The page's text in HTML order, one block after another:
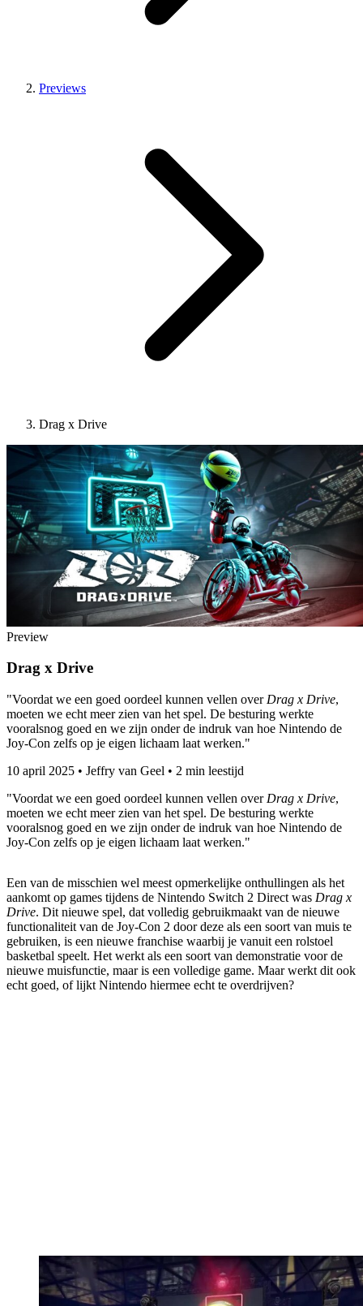
Previews
Drag x Drive
Preview
Drag x Drive
"Voordat we een goed oordeel kunnen vellen over Drag x Drive,
moeten we echt meer zien van het spel. De besturing werkte
vooralsnog goed en we zijn onder de indruk van hoe Nintendo de
Joy-Con zelfs op je eigen lichaam laat werken."
10 april 2025 • Jeffry van Geel • 2 min leestijd
"Voordat we een goed oordeel kunnen vellen over Drag x Drive,
moeten we echt meer zien van het spel. De besturing werkte
vooralsnog goed en we zijn onder de indruk van hoe Nintendo de
Joy-Con zelfs op je eigen lichaam laat werken."
Een van de misschien wel meest opmerkelijke onthullingen als het
aankomt op games tijdens de Nintendo Switch 2 Direct was Drag x
Drive. Dit nieuwe spel, dat volledig gebruikmaakt van de nieuwe
functionaliteit van de Joy-Con 2 door deze als een soort van muis te
gebruiken, is een nieuwe franchise waarbij je vanuit een rolstoel
basketbal speelt. Het werkt als een soort van demonstratie voor de
nieuwe muisfunctie, maar is een volledige game. Maar werkt dit ook
echt goed, of lijkt Nintendo hiermee echt te overdrijven?